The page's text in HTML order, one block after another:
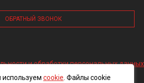
ОБРАТНЫЙ ЗВОНОК
и обработки персональных данных
cookie . Файлы cookie